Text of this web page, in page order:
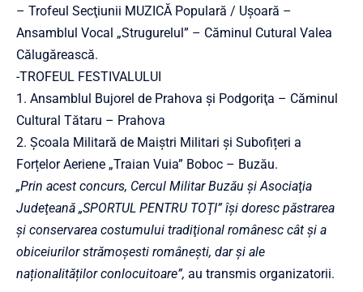
– Trofeul Secţiunii MUZICĂ Populară / Ușoară –
Ansamblul Vocal „Strugurelul” – Căminul Cutural Valea
Călugărească.
-TROFEUL FESTIVALULUI
1. Ansamblul Bujorel de Prahova şi Podgoriţa – Căminul
Cultural Tătaru – Prahova
2. Şcoala Militară de Maiștri Militari și Subofițeri a
Forțelor Aeriene „Traian Vuia” Boboc – Buzău.
„Prin acest concurs, Cercul Militar Buzău și Asociaţia
Judeţeană „SPORTUL PENTRU TOŢI” își doresc păstrarea
şi conservarea costumului tradiţional românesc cât și a
obiceiurilor strămoșesti românești, dar și ale
naționalităților conlocuitoare”, au transmis organizatorii.